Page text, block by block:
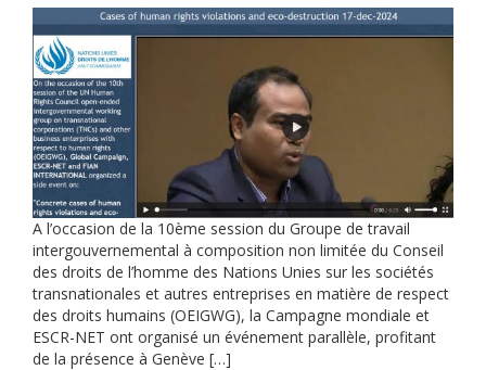
A l’occasion de la 10ème session du Groupe de travail
intergouvernemental à composition non limitée du Conseil
des droits de l’homme des Nations Unies sur les sociétés
transnationales et autres entreprises en matière de respect
des droits humains (OEIGWG), la Campagne mondiale et
ESCR-NET ont organisé un événement parallèle, profitant
de la présence à Genève […]